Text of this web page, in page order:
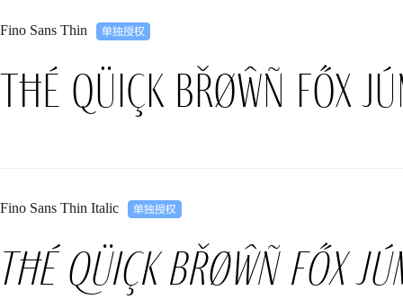
Fino Sans Thin
Tħé qüiçk břøŵñ főx
Fino Sans Thin Italic
Tħé qüiçk břøŵñ főx